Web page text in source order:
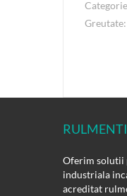
Greutate:
Oferim solutii
industriala
acreditat